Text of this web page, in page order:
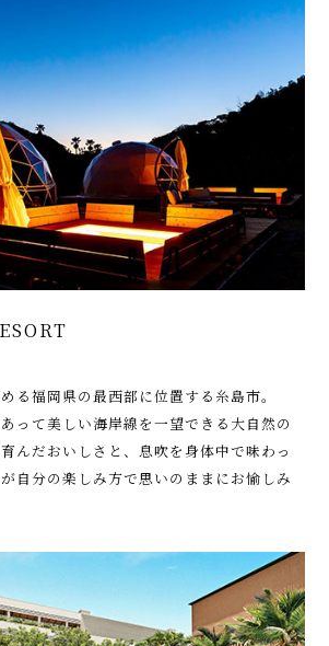
る福岡県の最西部に位置する糸島市。
って美しい海岸線を一望できる大自然の
んだおいしさと、息吹を身体中で味わっ
自分の楽しみ方で思いのままにお愉しみ